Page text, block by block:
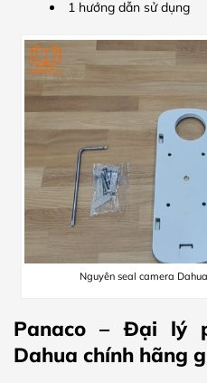
1 hướng dẫn sử dụng
Nguyên seal camera
Panaco – Đại lý
Dahua chính hãng